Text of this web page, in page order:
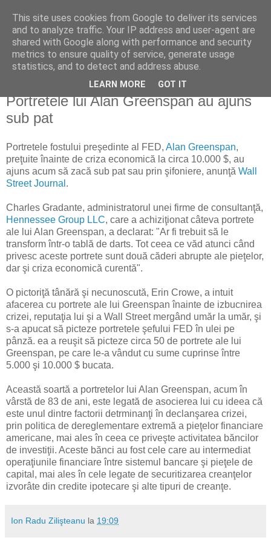
Reflecţii economice
blog de reflecţii, informaţii şi opinii economice
duminică, 21 februarie 2010
Portretele lui Alan Greenspan au ajuns
sub pat
Portretele fostului preşedinte al FED, Alan Greenspan,
preţuite înainte de criza economică la circa 10.000 $, au
ajuns acum să zacă sub pat sau prin şifoniere, anunţă Wall
Street Journal .
Charles Gradante, administratorul unei firme de consultanţă,
Hennessee Group LLC, care a achiziţionat câteva portrete
ale lui Alan Greenspan, a declarat: "Ar fi trebuit să le
transform într-o tablă de darts. Tot ceea ce văd atunci când
privesc aceste portrete sunt două căderi abrupte ale pieţelor,
dar şi criza economică curentă".
O pictoriţă tânără şi necunoscută, Erin Crowe, a intuit
afacerea cu portrete ale lui Greenspan înainte de izbucnirea
crizei, reputaţia lui şi a Wall Street mergând umăr la umăr, şi
s-a apucat să picteze portretele şefului FED în ulei pe
pânză. ea a reuşit să picteze circa 50 de portrete ale lui
Greenspan, pe care le-a vândut cu sume cuprinse între
5.000 şi 10.000 $ bucata.
Această soartă a portretelor lui Alan Greenspan, acum în
vârstă de 83 de ani, este legată de asocierea lui cu ideea că
este unul dintre factorii detrminanţi în declanşarea crizei,
prin politica de dereglementare extremă a pieţelor financiare
americane, mai ales în ceea ce priveşte activitatea băncilor
de investiţii. Aceste bănci au fost cele care au intermediat
operaţiunile financiare între sistemul bancare şi pieţele de
capital, mai ales în cele legate de securitizarea creanţelor
izvorâte din credite ipotecare şi alte tipuri de creanţe.
Ion Radu Zilişteanu la 19:09
This site uses cookies from Google to deliver its services
and to analyze traffic. Your IP address and user-agent are
shared with Google along with performance and security
metrics to ensure quality of service, generate usage
statistics, and to detect and address abuse.
LEARN MORE GOT IT